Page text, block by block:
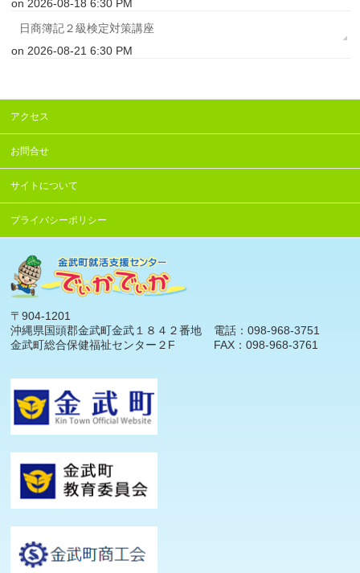
on 2026-08-18 6:30 PM
日商簿記２級検定対策講座
on 2026-08-21 6:30 PM
アクセス
お問合せ
サイトについて
プライバシーポリシー
〒904-1201
沖縄県国頭郡金武町金武１８４２番地
金武町総合保健福祉センター２F
電話：098-968-3751
FAX：098-968-3761